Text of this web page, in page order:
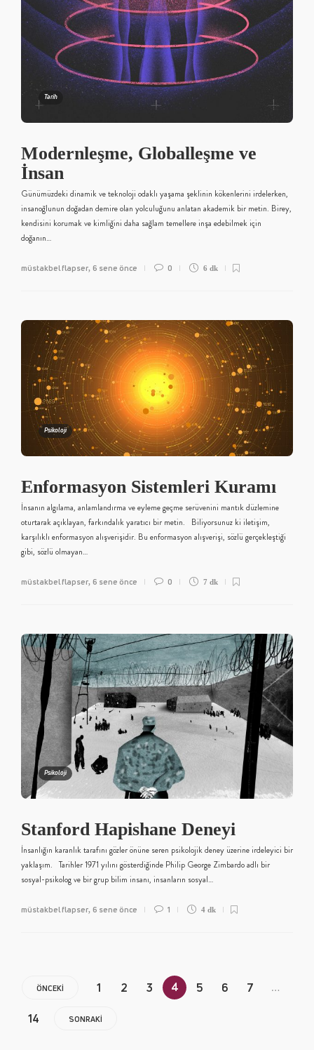
Tarih
Modernleşme, Globalleşme ve
İnsan
Günümüzdeki dinamik ve teknoloji odaklı yaşama şeklinin kökenlerini irdelerken,
insanoğlunun doğadan demire olan yolculuğunu anlatan akademik bir metin. Birey,
kendisini korumak ve kimliğini daha sağlam temellere inşa edebilmek için
doğanın…
müstakbel flapser, 6 sene önce 0 6 dk
Psikoloji
Enformasyon Sistemleri Kuramı
İnsanın algılama, anlamlandırma ve eyleme geçme serüvenini mantık düzlemine
oturtarak açıklayan, farkındalık yaratıcı bir metin. Biliyorsunuz ki iletişim,
karşılıklı enformasyon alışverişidir. Bu enformasyon alışverişi, sözlü gerçekleştiği
gibi, sözlü olmayan…
müstakbel flapser, 6 sene önce 0 7 dk
Psikoloji
Stanford Hapishane Deneyi
İnsanlığın karanlık tarafını gözler önüne seren psikolojik deney üzerine irdeleyici bir
yaklaşım. Tarihler 1971 yılını gösterdiğinde Philip George Zimbardo adlı bir
sosyal-psikolog ve bir grup bilim insanı, insanların sosyal…
müstakbel flapser, 6 sene önce 1 4 dk
ÖNCEKI 1 2 3 4 5 6 7 …
14 SONRAKI